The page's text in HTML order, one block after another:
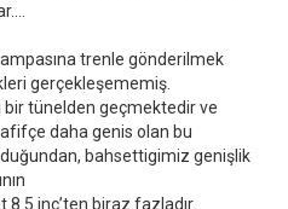
trenle gönderilmek
gerçekleşememiş.
tünelden geçmektedir ve
daha genis olan bu
bahsettigimiz genişlik
inc’ten biraz fazladır.